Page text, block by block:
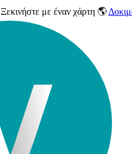
Ξεκινήστε με έναν χάρτη 🌎